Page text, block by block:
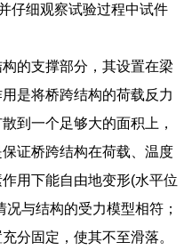
仔细观察试验过程中试件
的支撑部分，其设置在梁
是将桥跨结构的荷载反力
到一个足够大的面积上，
证桥跨结构在荷载、温度
用下能自由地变形(水平位
与结构的受力模型相符；
分固定，使其不至滑落。